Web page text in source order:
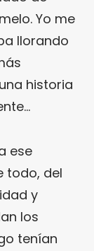
Yo me
llorando
historia
ese
todo, del
y
los
tenían